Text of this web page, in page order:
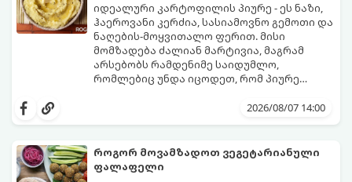
იდეალური კარტოფილის პიურე - ეს ნაზი,
ჰაეროვანი კერძია, სასიამოვნო გემოთი და
ნაღების-მოყვითალო ფერით. მისი
მომზადება ძალიან მარტივია, მაგრამ
არსებობს რამდენიმე საიდუმლო,
რომლებიც უნდა იცოდეთ, რომ პიურე
2026/08/07 14:00
როგორ მოვამზადოთ ვეგეტარიანული
ფალაფელი